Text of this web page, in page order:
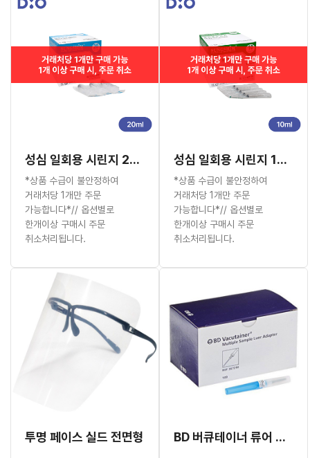
성심 일회용 시린지 20ml (유침)
*상품 수급이 불안정하여
거래처당 1개만 주문
가능합니다*// 옵션별로
한개이상 구매시 주문
취소처리됩니다.
성심 일회용 시린지 10ml (유침)
*상품 수급이 불안정하여
거래처당 1개만 주문
가능합니다*// 옵션별로
한개이상 구매시 주문
취소처리됩니다.
투명 페이스 실드 전면형 BD 버큐테이너 류어 어댑터 #367290 (취소교환반품불가)